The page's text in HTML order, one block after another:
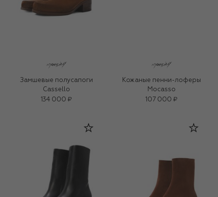
Замшевые полусапоги
Cassello
134 000 ₽
Кожаные пенни-лоферы
Mocasso
107 000 ₽